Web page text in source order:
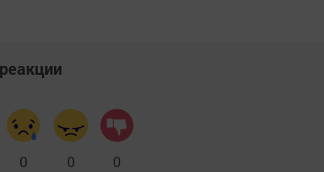
0 0 0